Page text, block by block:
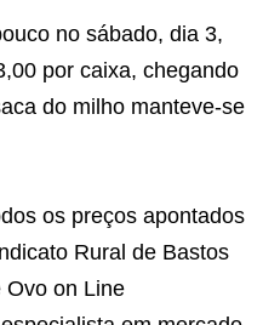
no sábado, dia 3,
por caixa, chegando
do milho manteve-se
os preços apontados
Rural de Bastos
Ovo on Line